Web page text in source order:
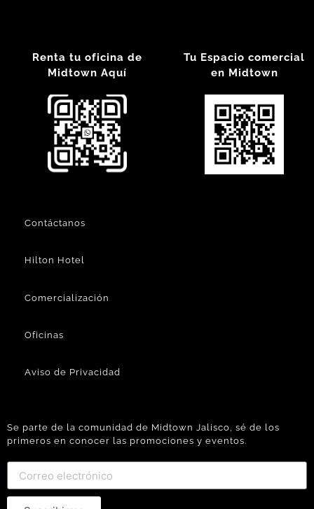
Renta tu oficina de
Midtown Aquí
Tu Espacio comercial
en Midtown
Contáctanos
Hilton Hotel
Comercialización
Oficinas
Aviso de Privacidad
Se parte de la comunidad de Midtown Jalisco, sé de los
primeros en conocer las promociones y eventos.